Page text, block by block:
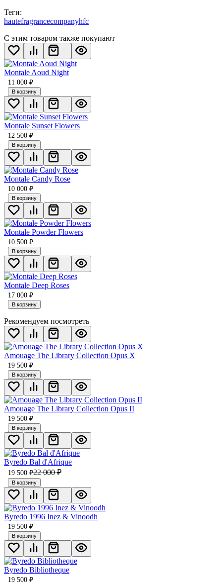
Теги:
hautefragrancecompanyhfc
С этим товаром также покупают
Montale Aoud Night
11 000 ₽
В корзину
Montale Sunset Flowers
12 500 ₽
В корзину
Montale Candy Rose
10 000 ₽
В корзину
Montale Powder Flowers
10 500 ₽
В корзину
Montale Deep Roses
17 000 ₽
В корзину
Рекомендуем посмотреть
Amouage The Library Collection Opus X
19 500 ₽
В корзину
Amouage The Library Collection Opus II
19 500 ₽
В корзину
Byredo Bal d'Afrique
19 500 ₽22 000 ₽
В корзину
Byredo 1996 Inez & Vinoodh
19 500 ₽
В корзину
Byredo Bibliotheque
19 500 ₽